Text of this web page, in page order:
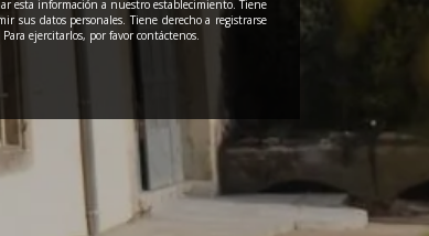
esta información a nuestro establecimiento. Tiene
sus datos personales. Tiene derecho a registrarse
ejercitarlos, por favor contáctenos.